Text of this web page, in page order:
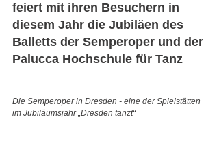
feiert mit ihren Besuchern in
diesem Jahr die Jubiläen des
Balletts der Semperoper und der
Palucca Hochschule für Tanz
Die Semperoper in Dresden - eine der Spielstätten
im Jubiläumsjahr „Dresden tanzt“